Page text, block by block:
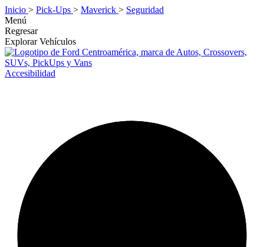
Inicio > Pick-Ups > Maverick > Seguridad
Menú
Regresar
Explorar Vehículos
Accesibilidad